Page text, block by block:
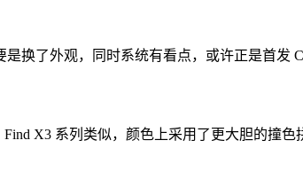
换了外观，同时系统有看点，或许正是首发
X3 系列类似，颜色上采用了更大胆的撞色